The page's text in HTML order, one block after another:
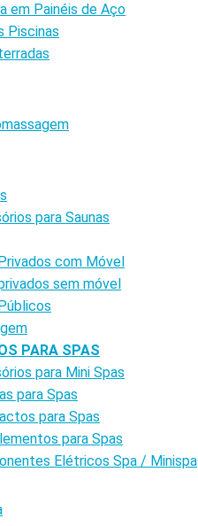
em Painéis de Aço
Piscinas
para Saunas
com Móvel
sem móvel
PARA SPAS
para Mini Spas
para Spas
para Spas
para Spas
Elétricos Spa / Minispa